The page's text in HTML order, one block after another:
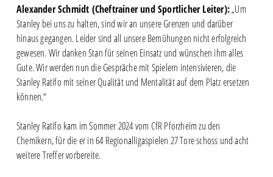
Alexander Schmidt (Cheftrainer und Sportlicher Leiter):„Um
Stanley bei uns zu halten, sind wir an unsere Grenzen und darüber
hinaus gegangen. Leider sind all unsere Bemühungen nicht erfolgreich
gewesen. Wir danken Stan für seinen Einsatz und wünschen ihm alles
Gute. Wir werden nun die Gespräche mit Spielern intensivieren, die
Stanley Ratifo mit seiner Qualität und Mentalität auf dem Platz ersetzen
können.“
Stanley Ratifo kam im Sommer 2024 vom CfR Pforzheim zu den
Chemikern, für die er in 64 Regionalligaspielen 27 Tore schoss und acht
weitere Treffer vorbereite.